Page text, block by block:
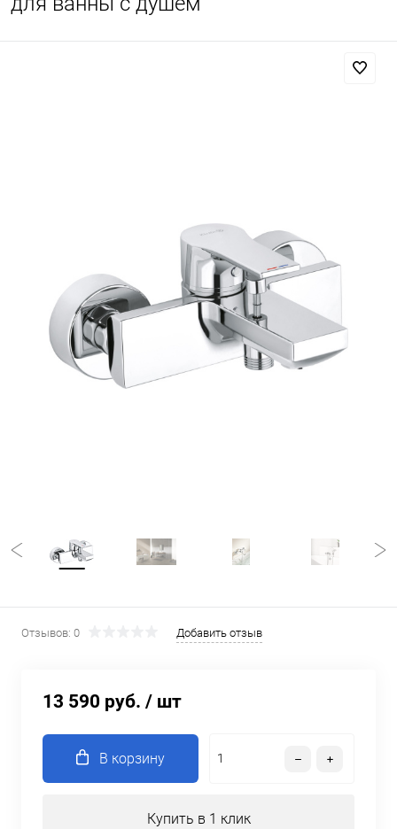
Отзывов: 0 Добавить отзыв
13 590 руб. / шт
В корзину
Купить в 1 клик